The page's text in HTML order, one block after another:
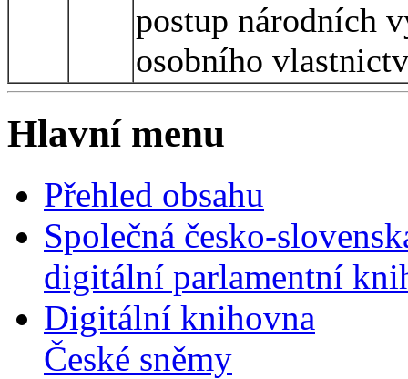
postup národních
osobního
Hlavní menu
Přehled obsahu
Společná česko-
digitální parlamentní
Digitální knihovna
České sněmy